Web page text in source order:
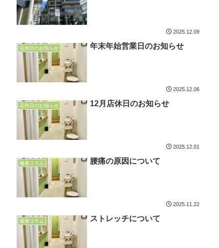
2025.12.09
店休日のお知らせ 年末年始営業日のお知らせ
2025.12.06
店休日のお知らせ 12月店休日のお知らせ
2025.12.01
健康コラム 腰痛の原因について
2025.11.22
健康コラム ストレッチについて